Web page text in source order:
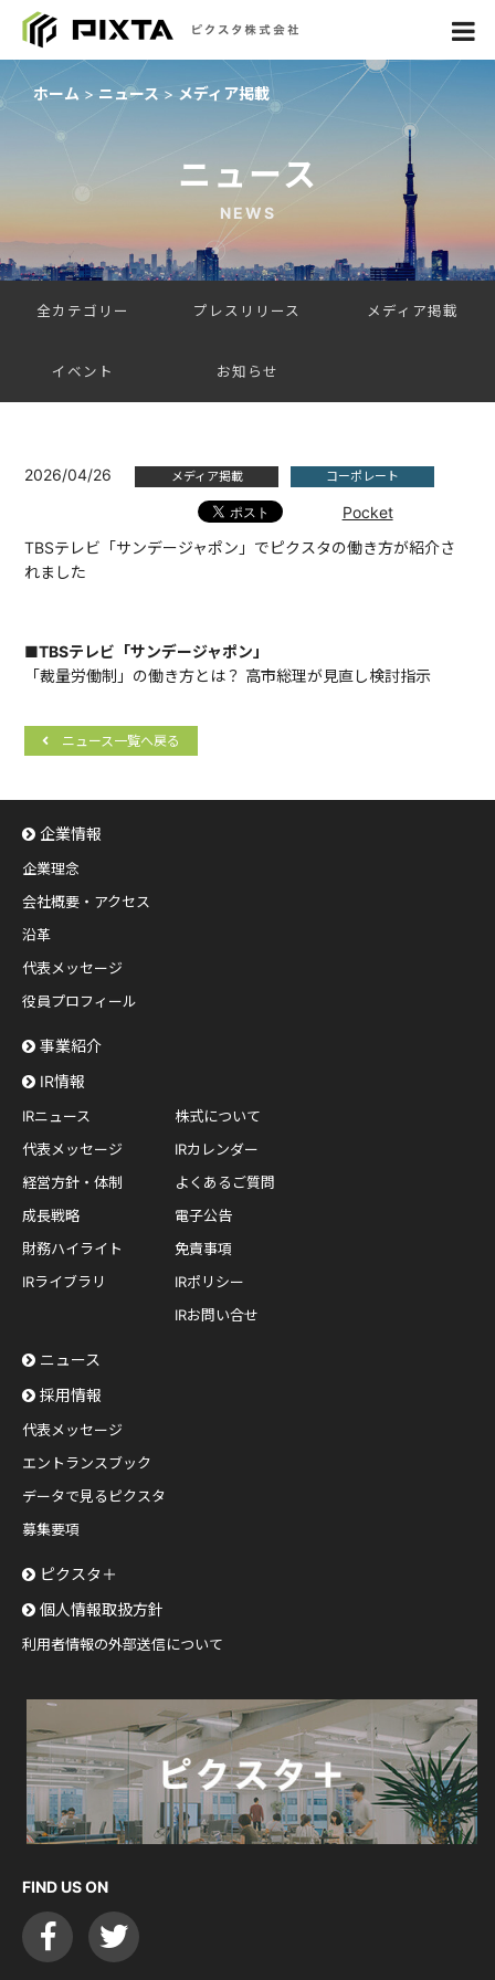
ホーム ニュース メディア掲載
ニュース
NEWS
全カテゴリー プレスリリース メディア掲載
イベント お知らせ
2026/04/26 メディア掲載 コーポレート
Pocket
TBSテレビ「サンデージャポン」でピクスタの働き方が紹介さ
れました
■TBSテレビ「サンデージャポン」
「裁量労働制」の働き方とは？ 高市総理が見直し検討指示
ニュース一覧へ戻る
企業情報
企業理念
会社概要・アクセス
沿革
代表メッセージ
役員プロフィール
事業紹介
IR情報
IRニュース
代表メッセージ
経営方針・体制
成長戦略
財務ハイライト
IRライブラリ
株式について
IRカレンダー
よくあるご質問
電子公告
免責事項
IRポリシー
IRお問い合せ
ニュース
採用情報
代表メッセージ
エントランスブック
データで見るピクスタ
募集要項
ピクスタ＋
個人情報取扱方針
利用者情報の外部送信について
FIND US ON